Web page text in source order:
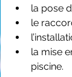
la pose
le
la mise
piscine.